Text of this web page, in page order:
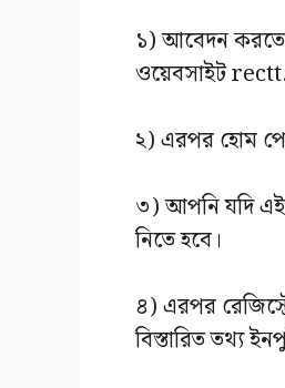
১) আবেদন করতে
ওয়েবসাইট
২) এরপর হোম
৩) আপনি যদি এই
নিতে হবে।
৪) এরপর
বিস্তারিত তথ্য